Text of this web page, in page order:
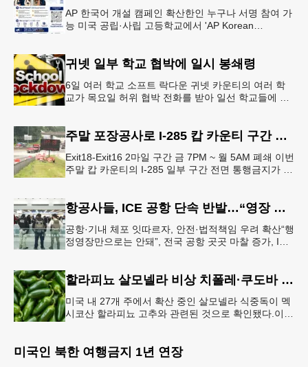
AP 한국어 개설 캠페인 확산한인 누구나 서명 참여 가
능 미국 공립·사립 고등학교에서 'AP Korean
귀넷 일부 학교 협박에 일시 봉쇄령
6일 여러 학교 소프트 락다운 귀넷 카운티의 여러 학
교가 목요일 허위 협박 전화를 받아 일선 학교들에 일
주말 포장공사로 I-285 캅 카운티 구간 통행금지
Exit18-Exit16 2마일 구간 금 7PM ~ 월 5AM 폐쇄 이번
주말 캅 카운티의 I-285 일부 구간 전면 통행금지가 시
항공사들, ICE 공항 단속 반발…“영장 없인 협조 불가”
공항·기내 체포 잇따르자, 안전·법적책임 우려 확산“행
정영장만으로는 안돼”, 전국 공항 곳곳 마찰 증가, ICE
할라피뇨 살모넬라 비상 치폴레·쿠도바 긴급 회수
미국 내 27개 주에서 확산 중인 살모넬라 식중독이 멕
시코산 할라피뇨 고추와 관련된 것으로 확인됐다.이에
미국인 북한 여행금지 1년 연장